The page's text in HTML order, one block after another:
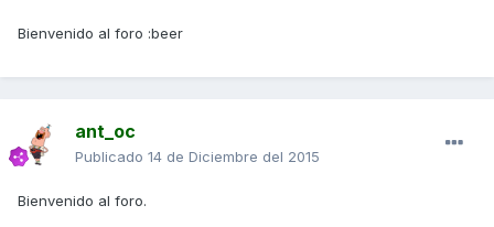
Bienvenido al foro :beer
ant_oc
Publicado 14 de Diciembre del 2015
Bienvenido al foro.